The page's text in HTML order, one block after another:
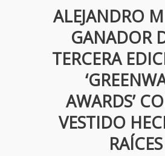
ALEJANDRO
GANADOR
TERCERA
AWARDS’
VESTIDO
RAÍCES